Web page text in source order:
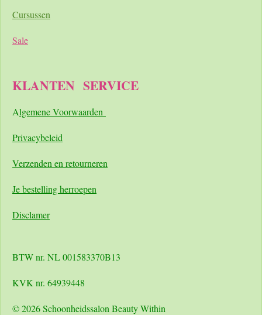
Cursussen
Sale
KLANTEN SERVICE
Algemene Voorwaarden
Privacybeleid
Verzenden en retourneren
Je bestelling herroepen
Disclamer
BTW nr. NL 001583370B13
KVK nr. 64939448
© 2026 Schoonheidssalon Beauty Within